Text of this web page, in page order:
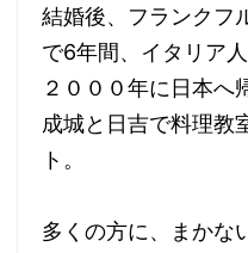
結婚後、フランクフ
で6年間、イタリア
２０００年に日本へ
成城と日吉で料理教
ト。
多くの方に、まかな